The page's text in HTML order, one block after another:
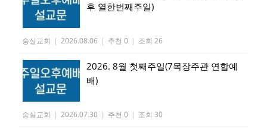
후 열한번째주일)
숭실교회 | 2026.08.06 | 추천 0 | 조회 26
2026. 8월 첫째주일(7목장주관 연합예
배)
숭실교회 | 2026.07.30 | 추천 0 | 조회 30